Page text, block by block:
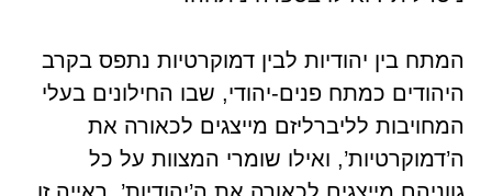
המתח בין יהודיות לבין דמוקרטיות נתפס בקרב
היהודים כמתח פנים-יהודי, שבו החילונים בעלי
המחויבות לליברליזם מייצגים לכאורה את
ה’דמוקרטיות’, ואילו שומרי המצוות על כל